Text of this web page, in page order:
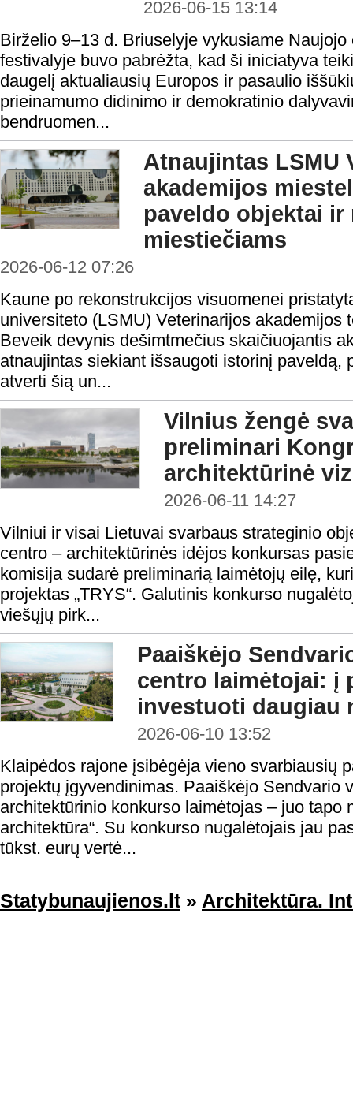
2026-06-15 13:14
Birželio 9–13 d. Briuselyje vykusiame
festivalyje buvo pabrėžta, kad ši iniciatyva
daugelį aktualiausių Europos ir pasaulio
prieinamumo didinimo ir demokratinio
bendruomen...
Atnaujintas LSMU
akademijos
paveldo objektai ir
miestiečiams
2026-06-12 07:26
Kaune po rekonstrukcijos visuomenei
universiteto (LSMU) Veterinarijos akademijos
Beveik devynis dešimtmečius skaičiuojantis
atnaujintas siekiant išsaugoti istorinį paveldą,
atverti šią un...
Vilnius žengė
preliminari
architektūrinė
2026-06-11 14:27
Vilniui ir visai Lietuvai svarbaus strateginio
centro – architektūrinės idėjos konkursas
komisija sudarė preliminarią laimėtojų eilę,
projektas „TRYS“. Galutinis konkurso
viešųjų pirk...
Paaiškėjo
centro laimėtojai: į
investuoti daugiau
2026-06-10 13:52
Klaipėdos rajone įsibėgėja vieno svarbiausių
projektų įgyvendinimas. Paaiškėjo Sendvario
architektūrinio konkurso laimėtojas – juo tapo
architektūra“. Su konkurso nugalėtojais jau
tūkst. eurų vertė...
Statybunaujienos.lt » Architektūra.